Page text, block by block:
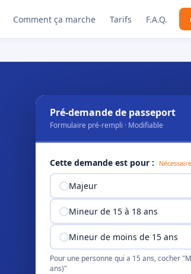
Comment ça marche Tarifs F.A.Q.
Pré-demande de passeport
Formulaire pré-rempli · Modifiable
Cette demande est pour : Nécessaire
Majeur
Mineur de 15 à 18 ans
Mineur de moins de 15 ans
Pour une personne qui a 15 ans, cocher
ans)"